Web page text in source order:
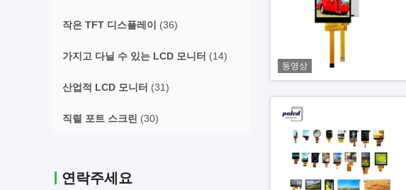
작은 TFT 디스플레이 (36)
가지고 다닐 수 있는 LCD 모니터 (14)
산업적 LCD 모니터 (31)
직렬 포트 스크린 (30)
연락주세요
동영상